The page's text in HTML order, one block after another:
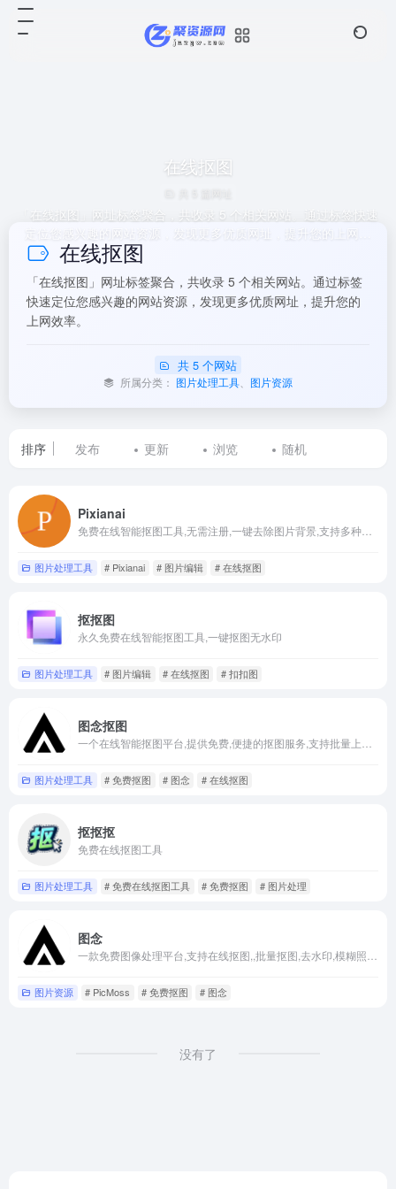
在线抠图
「在线抠图」网址标签聚合，共收录 5 个相关网站。通过标签快速
定位您感兴趣的网站资源，发现更多优质网址，提升您的上网效
在线抠图
「在线抠图」网址标签聚合，共收录 5 个相关网站。通过标签
快速定位您感兴趣的网站资源，发现更多优质网址，提升您的
上网效率。
共 5 个网站
所属分类： 图片处理工具 图片资源
排序 发布 更新 浏览 随机
标
签
为
在
线
抠
的
网
列
表
Pixianai
图片处理工具 # Pixianai # 图片编辑 # 在线抠图
抠抠图
永久免费在线智能抠图工具,一键抠图无水印
图片处理工具 # 图片编辑 # 在线抠图 # 扣扣图
图念抠图
图片处理工具 # 免费抠图 # 图念 # 在线抠图
抠抠抠
免费在线抠图工具
图片处理工具 # 免费在线抠图工具 # 免费抠图 # 图片处理
图念
图片资源 # PicMoss # 免费抠图 # 图念
没有了